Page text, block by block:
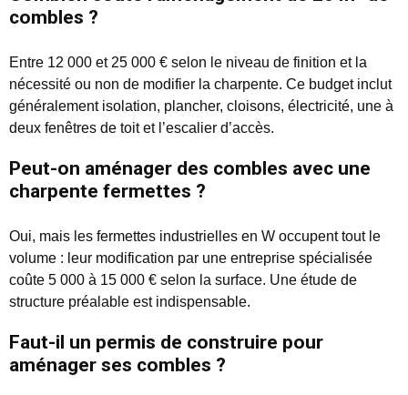
combles ?
Entre 12 000 et 25 000 € selon le niveau de finition et la
nécessité ou non de modifier la charpente. Ce budget inclut
généralement isolation, plancher, cloisons, électricité, une à
deux fenêtres de toit et l’escalier d’accès.
Peut-on aménager des combles avec une
charpente fermettes ?
Oui, mais les fermettes industrielles en W occupent tout le
volume : leur modification par une entreprise spécialisée
coûte 5 000 à 15 000 € selon la surface. Une étude de
structure préalable est indispensable.
Faut-il un permis de construire pour
aménager ses combles ?